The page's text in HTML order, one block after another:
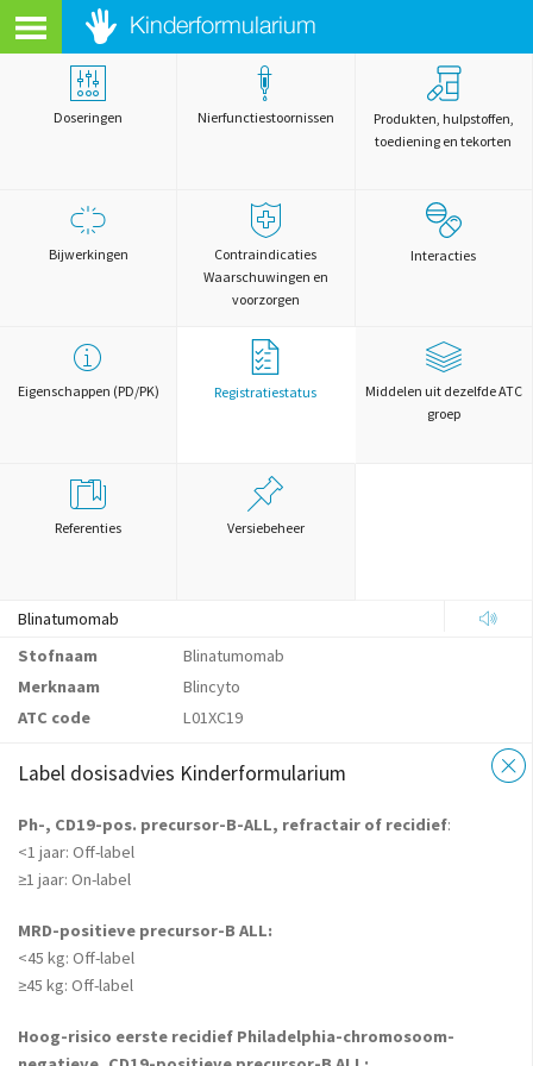
Doseringen Nierfunctiestoornissen
Produkten, hulpstoffen,
toediening en tekorten
Bijwerkingen
Contraindicaties
Waarschuwingen en
voorzorgen
Interacties
Eigenschappen (PD/PK) Registratiestatus
Middelen uit dezelfde ATC
groep
Referenties Versiebeheer
Blinatumomab
Stofnaam
Blinatumomab
Merknaam
Blincyto
ATC code
L01XC19
Label dosisadvies Kinderformularium
Ph-, CD19-pos. precursor-B-ALL, refractair of recidief:
<1 jaar: Off-label
≥1 jaar: On-label
MRD-positieve precursor-B ALL:
<45 kg: Off-label
≥45 kg: Off-label
Hoog-risico eerste recidief Philadelphia-chromosoom-